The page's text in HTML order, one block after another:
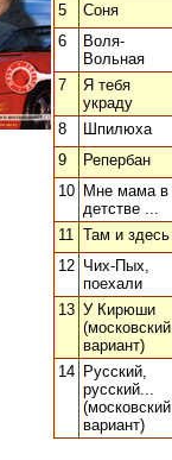
5
Соня
6
Воля-
Вольная
7
Я тебя
украду
8
Шпилюха
9
Репербан
10 Мне мама в
детстве ...
11 Там и здесь
12 Чих-Пых,
поехали
13 У Кирюши
(московский
вариант)
14 Русский,
русский...
(московский
вариант)